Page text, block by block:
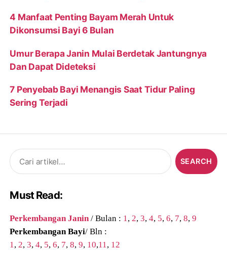
4 Manfaat Penting Bayam Merah Untuk
Dikonsumsi Bayi 6 Bulan
Umur Berapa Janin Mulai Berdetak Jantungnya
Dan Dapat Dideteksi
7 Penyebab Bayi Menangis Saat Tidur Paling
Sering Terjadi
Search
for:
Must Read:
Perkembangan Janin / Bulan : 1 , 2,3,4, 5,6, 7,8,9
Perkembangan Bayi/ Bln :
1 , 2,3,4, 5,6, 7,8,9, 10,11 , 12